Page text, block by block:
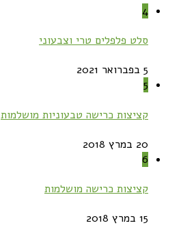
4
סלט פלפלים טרי וצבעוני
5 בפברואר 2021
5
קציצות כרישה טבעוניות מושלמות
20 במרץ 2018
6
קציצות כרישה מושלמות
15 במרץ 2018